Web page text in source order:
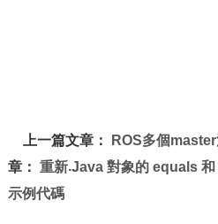
上一篇文章： ROS多個
章： 重新 Java 對象的 equals
示例代碼